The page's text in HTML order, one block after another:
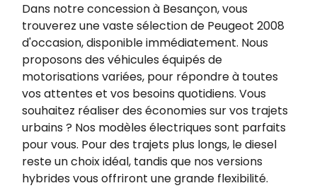
Dans notre concession à Besançon, vous
trouverez une vaste sélection de Peugeot 2008
d'occasion, disponible immédiatement. Nous
proposons des véhicules équipés de
motorisations variées, pour répondre à toutes
vos attentes et vos besoins quotidiens. Vous
souhaitez réaliser des économies sur vos trajets
urbains ? Nos modèles électriques sont parfaits
pour vous. Pour des trajets plus longs, le diesel
reste un choix idéal, tandis que nos versions
hybrides vous offriront une grande flexibilité.